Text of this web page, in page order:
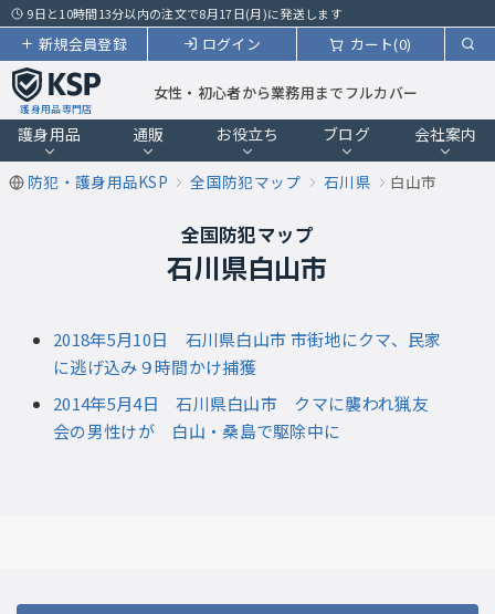
9日と10時間13分以内の注文で8月17日(月)に発送します
カート(0)
ログイン
新規会員登録
護身用品専門店
女性・初心者から業務用までフルカバー
護身用品 通販 お役立ち ブログ 会社案内
防犯・護身用品KSP 全国防犯マップ 石川県 白山市
全国防犯マップ
石川県白山市
2018年5月10日 石川県白山市 市街地にクマ、民家
に逃げ込み９時間かけ捕獲
2014年5月4日 石川県白山市 クマに襲われ猟友
会の男性けが 白山・桑島で駆除中に